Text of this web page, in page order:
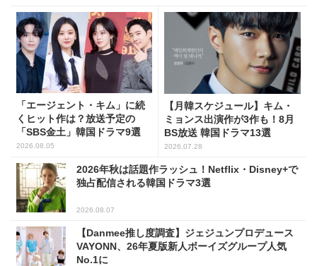
「エージェント・キム」に続
くヒット作は？放送予定の
「SBS金土」韓国ドラマ9選
2026.08.05
【月韓スケジュール】キム・
ミョンス出演作が3作も！8月
BS放送 韓国ドラマ13選
2026.07.28
2026年秋は話題作ラッシュ！Netflix・Disney+で
独占配信される韓国ドラマ3選
2026.08.07
【Danmee推し度調査】ジェジュンプロデュース
VAYONN、26年夏版新人ボーイズグループ人気
No.1に